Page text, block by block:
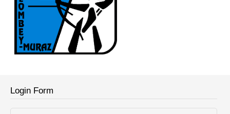
Login Form